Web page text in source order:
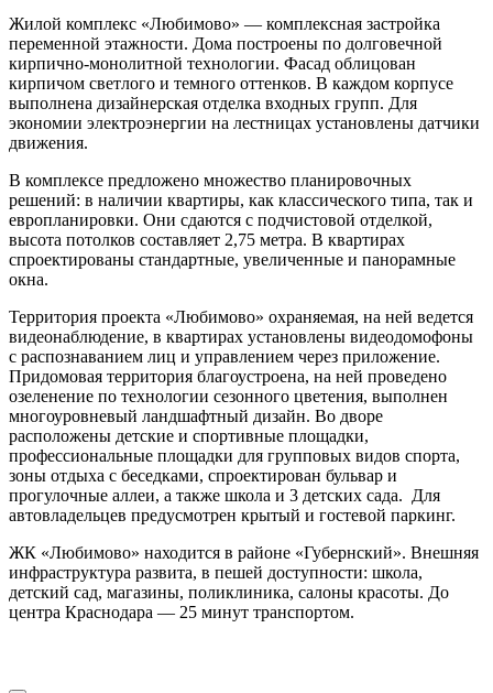
Жилой комплекс «Любимово» — комплексная застройка
переменной этажности. Дома построены по долговечной
кирпично-монолитной технологии. Фасад облицован
кирпичом светлого и темного оттенков. В каждом корпусе
выполнена дизайнерская отделка входных групп. Для
экономии электроэнергии на лестницах установлены датчики
движения.
В комплексе предложено множество планировочных
решений: в наличии квартиры, как классического типа, так и
европланировки. Они сдаются с подчистовой отделкой,
высота потолков составляет 2,75 метра. В квартирах
спроектированы стандартные, увеличенные и панорамные
окна.
Территория проекта «Любимово» охраняемая, на ней ведется
видеонаблюдение, в квартирах установлены видеодомофоны
с распознаванием лиц и управлением через приложение.
Придомовая территория благоустроена, на ней проведено
озеленение по технологии сезонного цветения, выполнен
многоуровневый ландшафтный дизайн. Во дворе
расположены детские и спортивные площадки,
профессиональные площадки для групповых видов спорта,
зоны отдыха с беседками, спроектирован бульвар и
прогулочные аллеи, а также школа и 3 детских сада. Для
автовладельцев предусмотрен крытый и гостевой паркинг.
ЖК «Любимово» находится в районе «Губернский». Внешняя
инфраструктура развита, в пешей доступности: школа,
детский сад, магазины, поликлиника, салоны красоты. До
центра Краснодара — 25 минут транспортом.